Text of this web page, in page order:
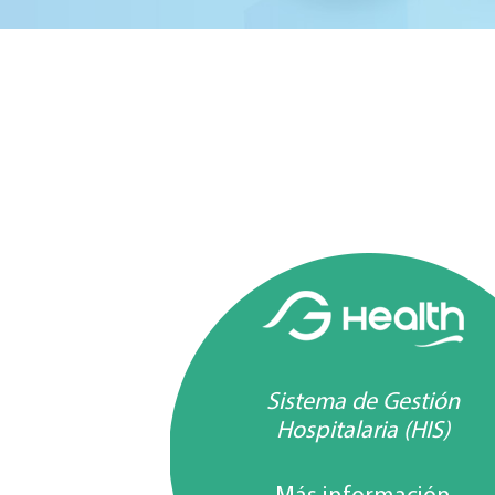
Sistema de Gestión
Hospitalaria (HIS)